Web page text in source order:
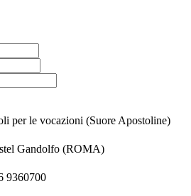
per le vocazioni (Suore Apostoline)
Gandolfo (ROMA)
9360700